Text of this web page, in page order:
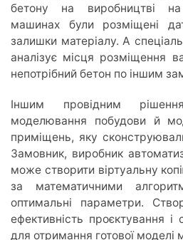
бетону на виробництві на
машинах були розміщені
залишки матеріалу. А
аналізує місця розміщення
непотрібний бетон по іншим
Іншим провідним
моделювання побудови й
приміщень, яку
Замовник, виробник
може створити віртуальну
за математичними
оптимальні параметри.
ефективність проєктування і
для отримання готової моделі